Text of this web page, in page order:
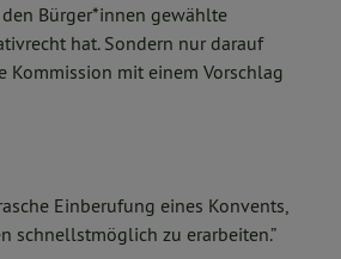
Bürger*innen gewählte
hat. Sondern nur darauf
Kommission mit einem Vorschlag
Einberufung eines Konvents,
schnellstmöglich zu erarbeiten.”